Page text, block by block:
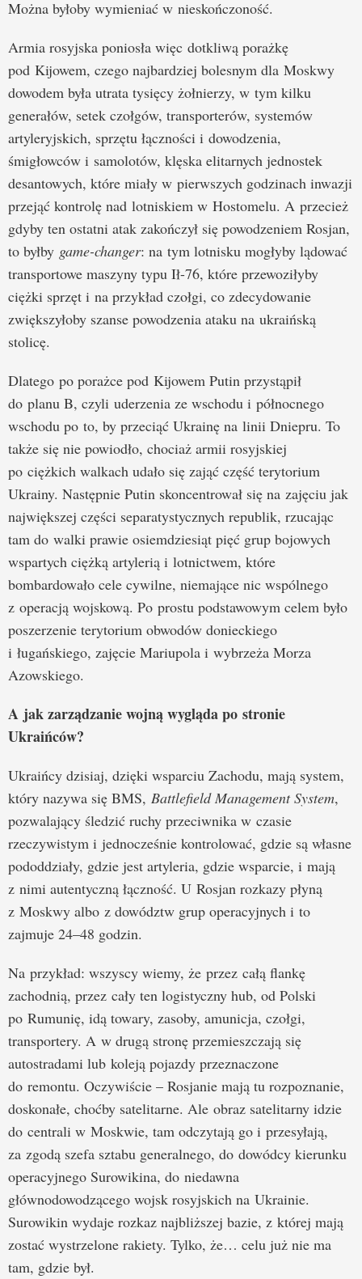
Można byłoby wymieniać w nieskończoność.
Armia rosyjska poniosła więc dotkliwą porażkę
pod Kijowem, czego najbardziej bolesnym dla Moskwy
dowodem była utrata tysięcy żołnierzy, w tym kilku
generałów, setek czołgów, transporterów, systemów
artyleryjskich, sprzętu łączności i dowodzenia,
śmigłowców i samolotów, klęska elitarnych jednostek
desantowych, które miały w pierwszych godzinach inwazji
przejąć kontrolę nad lotniskiem w Hostomelu. A przecież
gdyby ten ostatni atak zakończył się powodzeniem Rosjan,
to byłby game-changer: na tym lotnisku mogłyby lądować
transportowe maszyny typu Ił-76, które przewoziłyby
ciężki sprzęt i na przykład czołgi, co zdecydowanie
zwiększyłoby szanse powodzenia ataku na ukraińską
stolicę.
Dlatego po porażce pod Kijowem Putin przystąpił
do planu B, czyli uderzenia ze wschodu i północnego
wschodu po to, by przeciąć Ukrainę na linii Dniepru. To
także się nie powiodło, chociaż armii rosyjskiej
po ciężkich walkach udało się zająć część terytorium
Ukrainy. Następnie Putin skoncentrował się na zajęciu jak
największej części separatystycznych republik, rzucając
tam do walki prawie osiemdziesiąt pięć grup bojowych
wspartych ciężką artylerią i lotnictwem, które
bombardowało cele cywilne, niemające nic wspólnego
z operacją wojskową. Po prostu podstawowym celem było
poszerzenie terytorium obwodów donieckiego
i ługańskiego, zajęcie Mariupola i wybrzeża Morza
Azowskiego.
A jak zarządzanie wojną wygląda po stronie
Ukraińców?
Ukraińcy dzisiaj, dzięki wsparciu Zachodu, mają system,
który nazywa się BMS, Battlefield Management System,
pozwalający śledzić ruchy przeciwnika w czasie
rzeczywistym i jednocześnie kontrolować, gdzie są własne
pododdziały, gdzie jest artyleria, gdzie wsparcie, i mają
z nimi autentyczną łączność. U Rosjan rozkazy płyną
z Moskwy albo z dowództw grup operacyjnych i to
zajmuje 24–48 godzin.
Na przykład: wszyscy wiemy, że przez całą flankę
zachodnią, przez cały ten logistyczny hub, od Polski
po Rumunię, idą towary, zasoby, amunicja, czołgi,
transportery. A w drugą stronę przemieszczają się
autostradami lub koleją pojazdy przeznaczone
do remontu. Oczywiście – Rosjanie mają tu rozpoznanie,
doskonałe, choćby satelitarne. Ale obraz satelitarny idzie
do centrali w Moskwie, tam odczytają go i przesyłają,
za zgodą szefa sztabu generalnego, do dowódcy kierunku
operacyjnego Surowikina, do niedawna
głównodowodzącego wojsk rosyjskich na Ukrainie.
Surowikin wydaje rozkaz najbliższej bazie, z której mają
zostać wystrzelone rakiety. Tylko, że… celu już nie ma
tam, gdzie był.